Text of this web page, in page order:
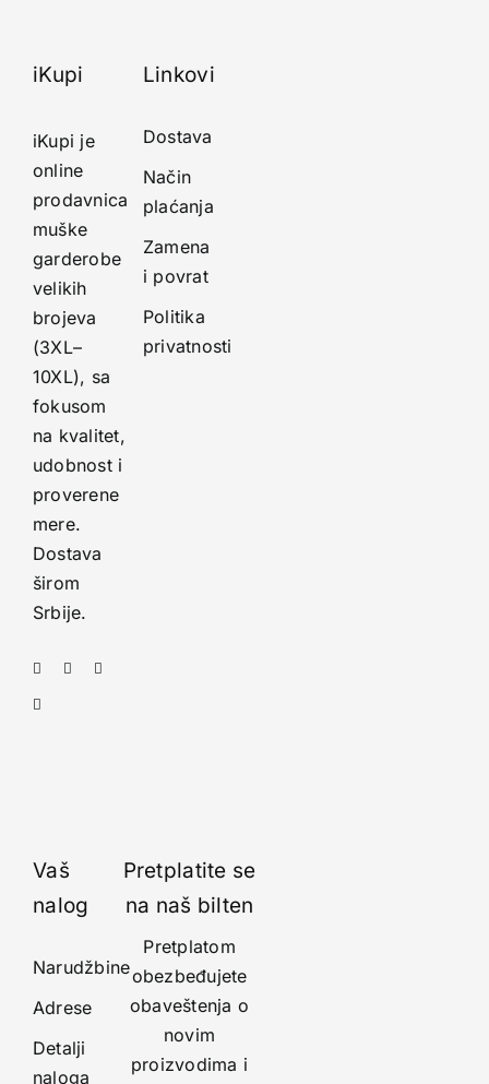
iKupi
iKupi je
online
prodavnica
muške
garderobe
velikih
brojeva
(3XL–
10XL), sa
fokusom
na kvalitet,
udobnost i
proverene
mere.
Dostava
širom
Srbije.
Linkovi
Dostava
Način
plaćanja
Zamena
i povrat
Politika
privatnosti
Vaš
nalog
Narudžbine
Adrese
Detalji
naloga
Pretplatite se
na naš bilten
Pretplatom
obezbeđujete
obaveštenja o
novim
proizvodima i